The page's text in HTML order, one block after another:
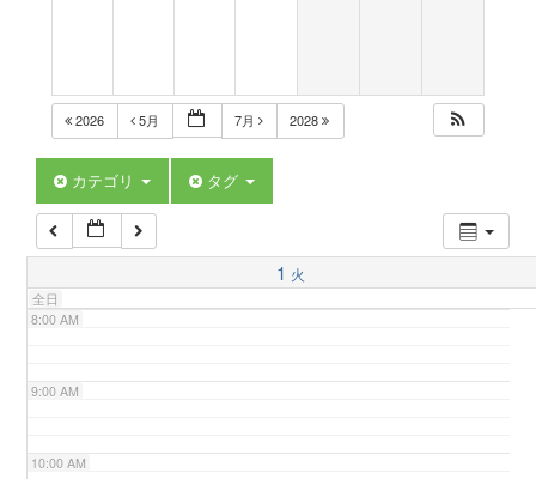
i
2026 5月 7月 2028
カテゴリ タグ
1 火
全日
5:00 AM
6:00 AM
7:00 AM
8:00 AM
9:00 AM
10:00 AM